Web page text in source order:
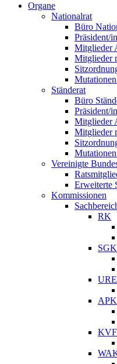
Organe
Nationalrat
Büro
Präsident/in
Mitglieder
Mitglieder
Ständerat
Büro
Präsident/in
Mitglieder
Mitglieder
Vereinigte
Erweiterte
Kommissionen
RK
SGK
APK
KVF